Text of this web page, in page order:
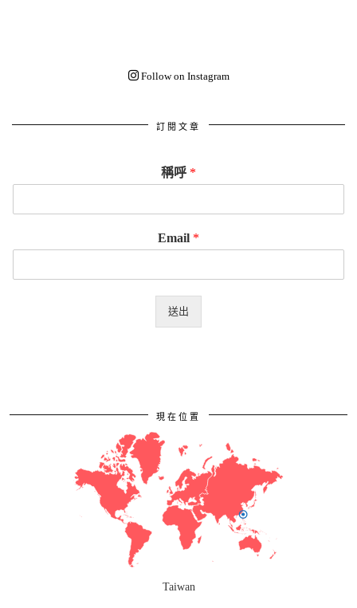
Follow on Instagram
訂閱文章
稱呼 *
Email *
送出
現在位置
Taiwan